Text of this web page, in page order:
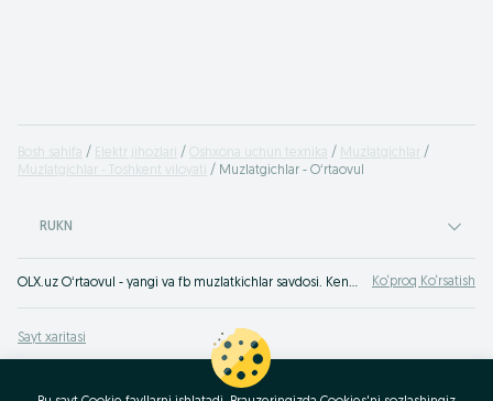
Bosh sahifa Elektr jihozlari Oshxona uchun texnika
Muzlatgichlar
Muzlatgichlar - Toshkent viloyati
Muzlatgichlar - Oʻrtaovul
RUKN
OLX.uz Oʻrtaovul - yangi va fb muzlatkichlar savdosi. Keng turdagi assortiment va maqbul narxlar OLX.uz Oʻrtaovul e‘lonlar taxtasida. OLXda (avvalgi Torg) muzlatkichlarni tez va qulay tarzda xarid qilish mumkin! Ko‘proq Ko‘rsatish
Sayt xaritasi
Biznes-sahifa xaritasi